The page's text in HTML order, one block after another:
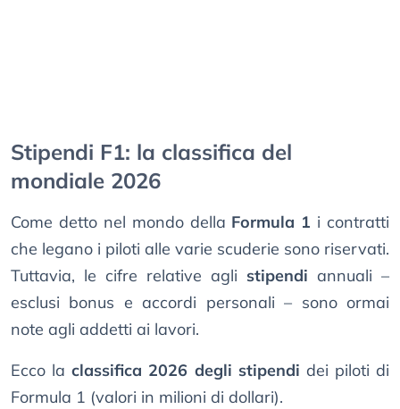
Stipendi F1: la classifica del
mondiale 2026
Come detto nel mondo della Formula 1 i contratti
che legano i piloti alle varie scuderie sono riservati.
Tuttavia, le cifre relative agli stipendi annuali –
esclusi bonus e accordi personali – sono ormai
note agli addetti ai lavori.
Ecco laclassifica 2026 degli stipendi dei piloti di
Formula 1 (valori in milioni di dollari).